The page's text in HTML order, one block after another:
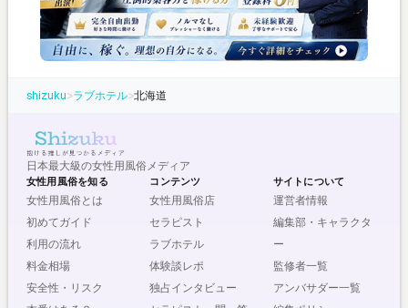
shizuku>ラブホテル>北海道
日本最大級の女性用風俗メディア
女性用風俗を知る
女性用風俗とは
初めてガイド
利用の流れ
料金相場
安全性・リスク
コンテンツ
女性用風俗店
セラピスト
ラブホテル
体験談レポ
独占インタビュー
サイトについて
運営者情報
編集部・キャラクタ
ー
監修者一覧
アンバサダー一覧